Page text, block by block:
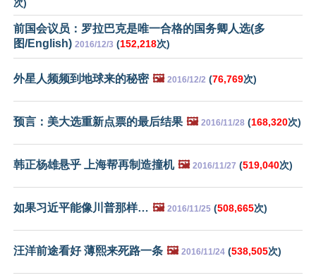
次)
前国会议员：罗拉巴克是唯一合格的国务卿人选(多
图/English) 2016/12/3 (152,218次)
外星人频频到地球来的秘密 🖼️ 2016/12/2 (76,769次)
预言：美大选重新点票的最后结果 🖼️ 2016/11/28 (168,320次)
韩正杨雄悬乎 上海帮再制造撞机 🖼️ 2016/11/27 (519,040次)
如果习近平能像川普那样… 🖼️ 2016/11/25 (508,665次)
汪洋前途看好 薄熙来死路一条 🖼️ 2016/11/24 (538,505次)